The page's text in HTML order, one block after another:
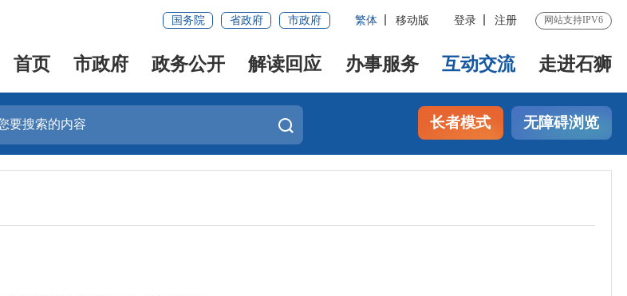
国务院 省政府 市政府 繁体 移动版 登录 注册 网站支持IPV6
首页 市政府 政务公开 解读回应 办事服务 互动交流 走进石狮
长者模式 无障碍浏览